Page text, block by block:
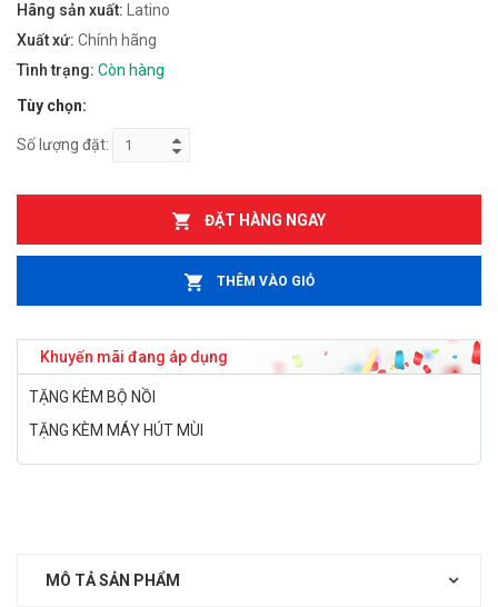
Hãng sản xuất: Latino
Xuất xứ: Chính hãng
Tình trạng: Còn hàng
Tùy chọn:
Số lượng đặt:
ĐẶT HÀNG NGAY
THÊM VÀO GIỎ
Khuyến mãi đang áp dụng
TẶNG KÈM BỘ NỒI
TẶNG KÈM MÁY HÚT MÙI
MÔ TẢ SẢN PHẨM